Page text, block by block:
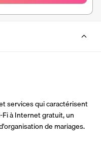
services qui caractérisent
à Internet gratuit, un
de mariages.